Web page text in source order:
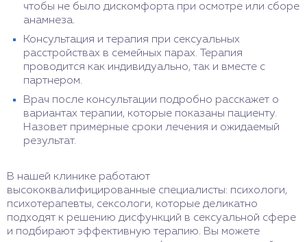
чтобы не было дискомфорта при осмотре или сборе
анамнеза.
Консультация и терапия при сексуальных
расстройствах в семейных парах. Терапия
проводится как индивидуально, так и вместе с
партнером.
Врач после консультации подробно расскажет о
вариантах терапии, которые показаны пациенту.
Назовет примерные сроки лечения и ожидаемый
результат.
В нашей клинике работают
высококвалифицированные специалисты: психологи,
психотерапевты, сексологи, которые деликатно
подходят к решению дисфункций в сексуальной сфере
и подбирают эффективную терапию. Вы можете